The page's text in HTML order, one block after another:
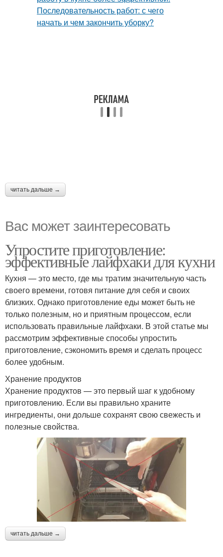
читать дальше →
Вас может заинтересовать
Упростите приготовление:
эффективные лайфхаки для кухни
Кухня — это место, где мы тратим значительную часть
своего времени, готовя питание для себя и своих
близких. Однако приготовление еды может быть не
только полезным, но и приятным процессом, если
использовать правильные лайфхаки. В этой статье мы
рассмотрим эффективные способы упростить
приготовление, сэкономить время и сделать процесс
более удобным.
Хранение продуктов
Хранение продуктов — это первый шаг к удобному
приготовлению. Если вы правильно храните
ингредиенты, они дольше сохранят свою свежесть и
полезные свойства.
читать дальше →